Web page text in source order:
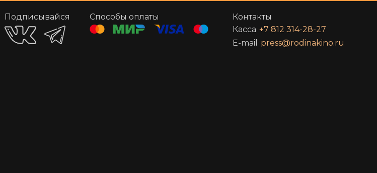
Подписывайся Способы оплаты
Контакты
Касса +7 812 314-28-27
E-mail
press@rodinakino.ru